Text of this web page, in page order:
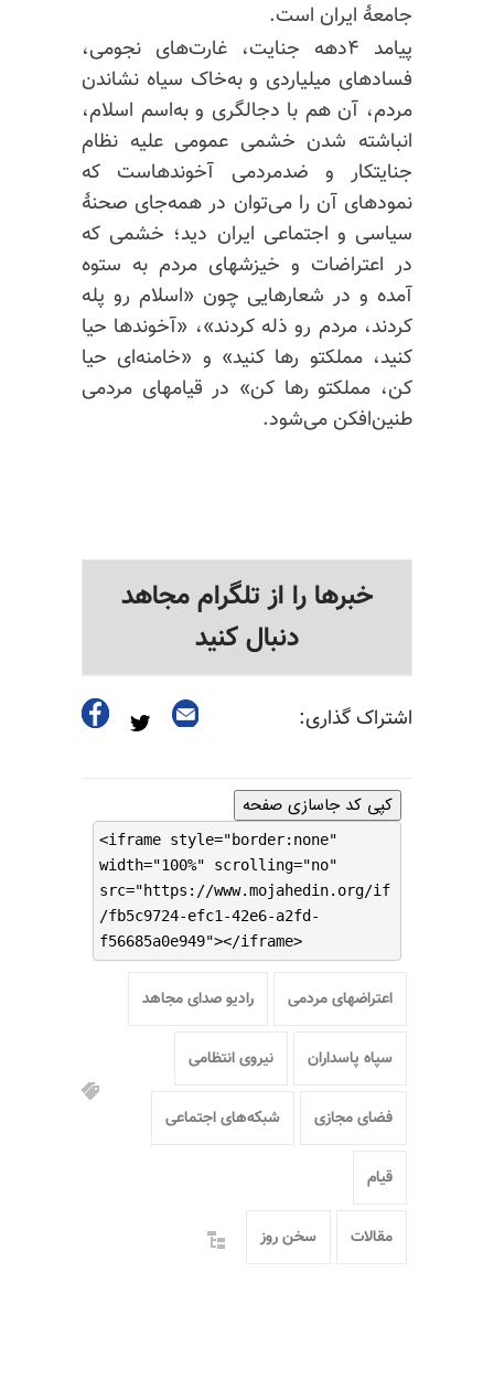
جامعهٔ ایران است.
پیامد ۴دهه جنایت، غارت‌های نجومی،
فسادهای میلیاردی و به‌خاک سیاه نشاندن
مردم، آن هم با دجالگری و به‌اسم اسلام،
انباشته شدن خشمی عمومی علیه نظام
جنایتکار و ضدمردمی آخوندهاست که
نمودهای آن را می‌توان در همه‌جای صحنهٔ
سیاسی و اجتماعی ایران دید؛ خشمی که
در اعتراضات و خیزشهای مردم به ستوه
آمده و در شعارهایی چون «اسلام رو پله
کردند، مردم رو ذله کردند»، «آخوندها حیا
کنید، مملکتو رها کنید» و «خامنه‌ای حیا
کن، مملکتو رها کن» در قیامهای مردمی
طنین‌افکن می‌شود.
خبرها را از تلگرام مجاهد
دنبال کنید
اشتراک گذاری:
کپی کد جاسازی صفحه
<iframe style="border:none"
width="100%" scrolling="no"
src="https://www.mojahedin.org/if
/fb5c9724-efc1-42e6-a2fd-
f56685a0e949"></iframe>
اعتراضهای مردمی رادیو صدای مجاهد
سپاه پاسداران نیروی انتظامی
فضای مجازی شبکه‌های اجتماعی
قیام
مقالات سخن روز